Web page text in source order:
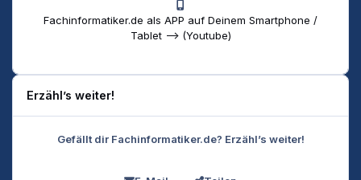
Fachinformatiker.de als APP auf Deinem Smartphone /
Tablet --> (Youtube)
Erzähl’s weiter!
Gefällt dir Fachinformatiker.de? Erzähl’s weiter!